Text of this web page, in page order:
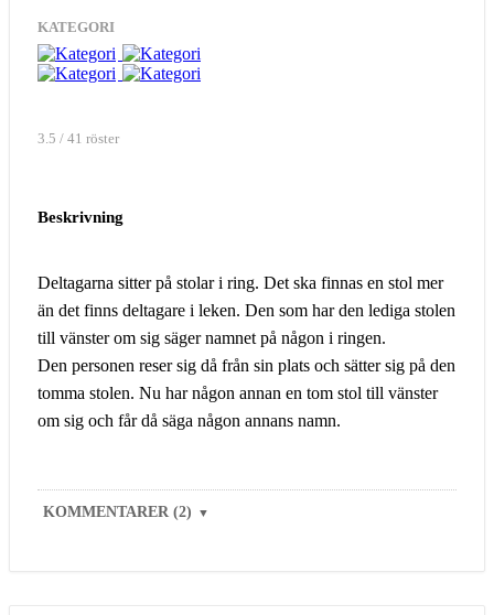
KATEGORI
3.5 / 41 röster
Beskrivning
Deltagarna sitter på stolar i ring. Det ska finnas en stol mer
än det finns deltagare i leken. Den som har den lediga stolen
till vänster om sig säger namnet på någon i ringen.
Den personen reser sig då från sin plats och sätter sig på den
tomma stolen. Nu har någon annan en tom stol till vänster
om sig och får då säga någon annans namn.
KOMMENTARER (2) ▼